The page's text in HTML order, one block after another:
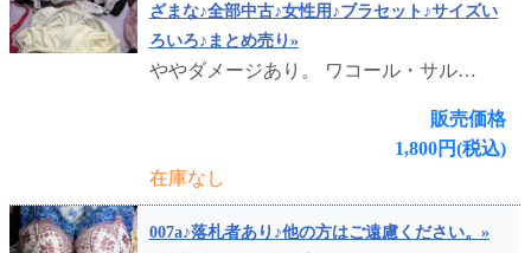
ざまな♪全部中古♪女性用♪ブラセット♪サイズい
ろいろ♪まとめ売り»
ややダメージあり。 ワコール・サル…
販売価格
1,800円(税込)
在庫なし
007a♪落札者あり♪他の方はご遠慮ください。»